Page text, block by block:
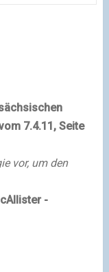
7.4.11, Seite
vor, um den
-